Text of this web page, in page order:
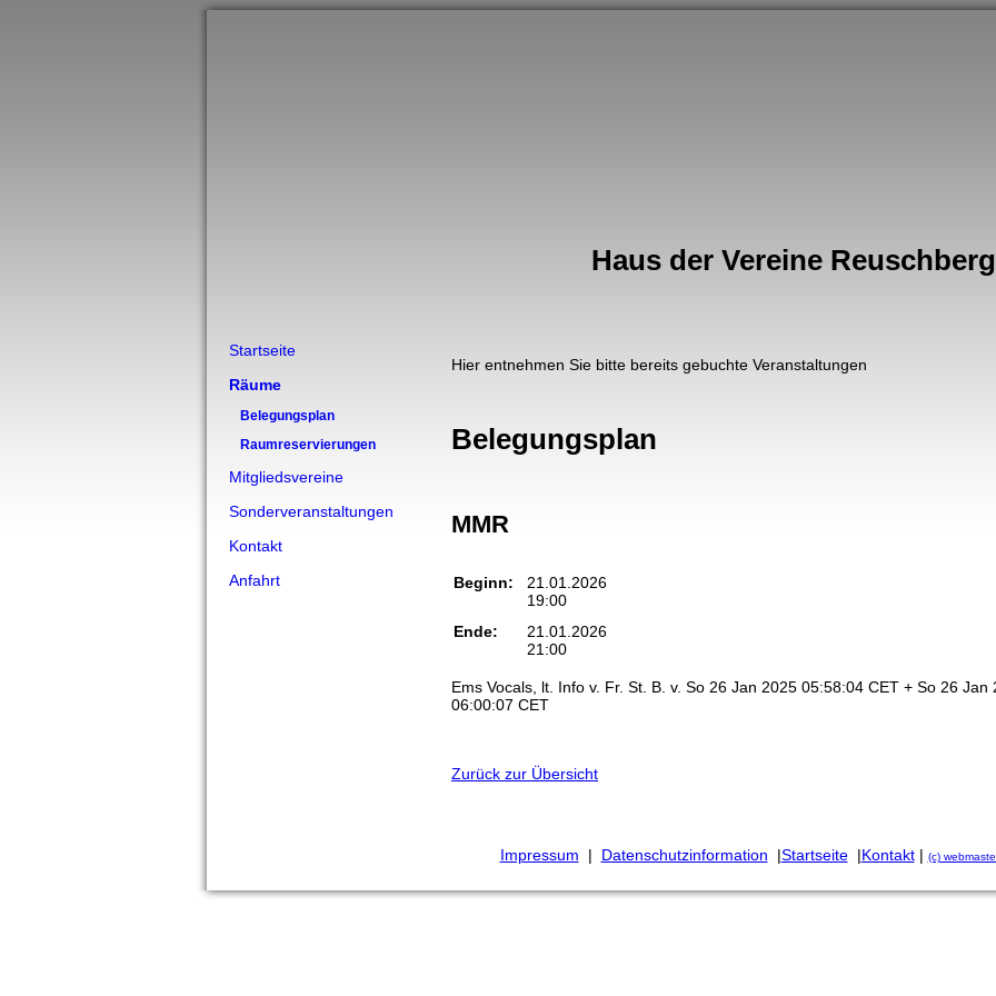
Haus der Vereine
Startseite
Räume
Belegungsplan
Raumreservierungen
Mitgliedsvereine
Sonderveranstaltungen
Kontakt
Anfahrt
Hier entnehmen Sie bitte bereits gebuchte Veranstaltungen
Belegungsplan
MMR
Beginn:
21.01.2026
19:00
Ende:
21.01.2026
21:00
Ems Vocals, lt. Info v. Fr. St. B. v. So 26 Jan 2025 05:58:04 CET + So 26 Jan
06:00:07 CET
Zurück zur Übersicht
Impressum | Datenschutzinformation |Startseite|Kontakt | (c)